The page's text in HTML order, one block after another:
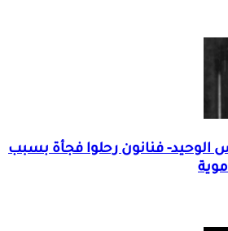
الوحيد- فنانون رحلوا فجأة بسبب